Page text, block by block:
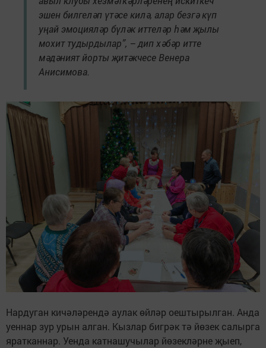
эшен билгеләп үтәсе килә, алар безгә күп
уңай эмоцияләр бүләк иттеләр һәм җылы
мохит тудырдылар”, – дип хәбәр итте
мәдәният йорты җитәкчесе Венера
Анисимова.
Нардуган кичәләрендә аулак өйләр оештырылган. Анда
уеннар зур урын алган. Кызлар бигрәк тә йөзек салырга
яратканнар. Уенда катнашучылар йөзекләрне җыеп,